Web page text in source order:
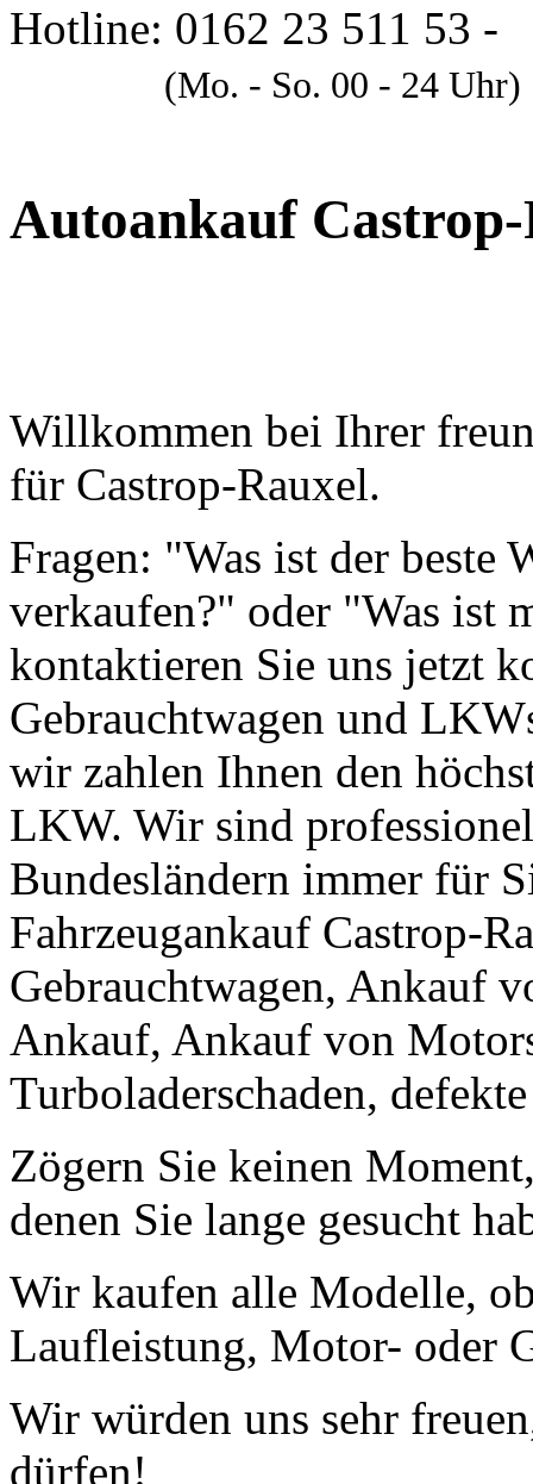
Hotline: 0162 23 511 53 -
(Mo. - So. 00 - 24 Uhr)
Autoankauf
Willkommen bei Ihrer
für Castrop-Rauxel.
Fragen: "Was ist der beste
verkaufen?" oder "Was ist
kontaktieren Sie uns jetzt
Gebrauchtwagen und
wir zahlen Ihnen den
LKW. Wir sind
Bundesländern immer für
Fahrzeugankauf Castrop-
Gebrauchtwagen, Ankauf
Ankauf, Ankauf von
Turboladerschaden,
Zögern Sie keinen
denen Sie lange gesucht
Wir kaufen alle Modelle,
Laufleistung, Motor- oder
Wir würden uns sehr
dürfen!